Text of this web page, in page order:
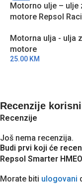
Motorno ulje – ulje
motore Repsol
Motorna ulja - ulja
motore
25.00 KM
Recenzije
Recenzije
Još nema recenzija.
Budi prvi koji će
Repsol Smarter
Morate biti ulogovani